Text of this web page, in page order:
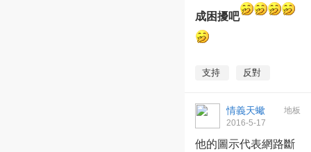
成困擾吧
支持 反對
地板
情義天蠍
2016-5-17
他的圖示代表網路斷